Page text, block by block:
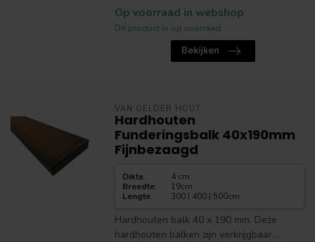
Op voorraad in webshop
Dit product is op voorraad.
Bekijken
VAN GELDER HOUT
Hardhouten
Funderingsbalk 40x190mm
Fijnbezaagd
Dikte:
4 cm
Breedte:
19cm
Lengte: 300 | 400 | 500cm
Hardhouten balk 40 x 190 mm. Deze
hardhouten balken zijn verkrijgbaar...